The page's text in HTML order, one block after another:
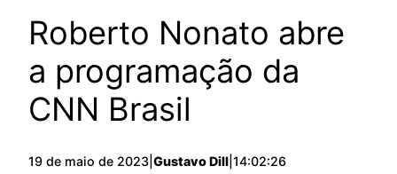
Roberto Nonato abre
a programação da
CNN Brasil
19 de maio de 2023 Gustavo Dill 14:02:26